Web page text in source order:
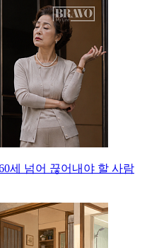
세 넘어 끊어내야 할 사람